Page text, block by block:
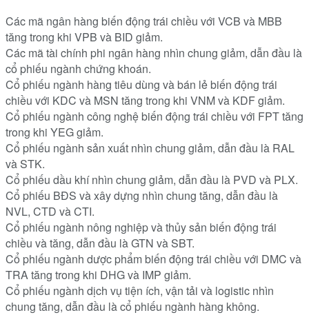
Các mã ngân hàng biến động trái chiều với VCB và MBB
tăng trong khi VPB và BID giảm.
Các mã tài chính phi ngân hàng nhìn chung giảm, dẫn đầu là
cổ phiếu ngành chứng khoán.
Cổ phiếu ngành hàng tiêu dùng và bán lẻ biến động trái
chiều với KDC và MSN tăng trong khi VNM và KDF giảm.
Cổ phiếu ngành công nghệ biến động trái chiều với FPT tăng
trong khi YEG giảm.
Cổ phiếu ngành sản xuất nhìn chung giảm, dẫn đầu là RAL
và STK.
Cổ phiếu dầu khí nhìn chung giảm, dẫn đầu là PVD và PLX.
Cổ phiếu BĐS và xây dựng nhìn chung tăng, dẫn đầu là
NVL, CTD và CTI.
Cổ phiếu ngành nông nghiệp và thủy sản biến động trái
chiều và tăng, dẫn đầu là GTN và SBT.
Cổ phiếu ngành dược phẩm biến động trái chiều với DMC và
TRA tăng trong khi DHG và IMP giảm.
Cổ phiếu ngành dịch vụ tiện ích, vận tải và logistic nhìn
chung tăng, dẫn đầu là cổ phiếu ngành hàng không.